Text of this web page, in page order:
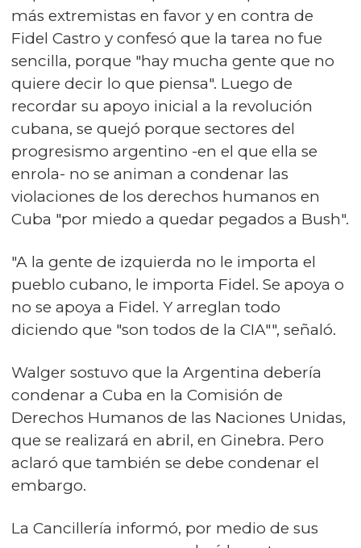
más extremistas en favor y en contra de
Fidel Castro y confesó que la tarea no fue
sencilla, porque "hay mucha gente que no
quiere decir lo que piensa". Luego de
recordar su apoyo inicial a la revolución
cubana, se quejó porque sectores del
progresismo argentino -en el que ella se
enrola- no se animan a condenar las
violaciones de los derechos humanos en
Cuba "por miedo a quedar pegados a Bush".
"A la gente de izquierda no le importa el
pueblo cubano, le importa Fidel. Se apoya o
no se apoya a Fidel. Y arreglan todo
diciendo que "son todos de la CIA"", señaló.
Walger sostuvo que la Argentina debería
condenar a Cuba en la Comisión de
Derechos Humanos de las Naciones Unidas,
que se realizará en abril, en Ginebra. Pero
aclaró que también se debe condenar el
embargo.
La Cancillería informó, por medio de sus